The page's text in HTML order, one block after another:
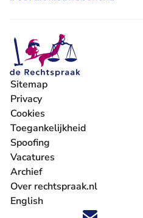
Volg ons op X (Twitter) - U
Volg ons op Facebook - U
Volg ons op Instagram
Volg ons op
Volg ons op
'Blijf op de
Sitemap
Privacy
Cookies
Toegankelijkheid
Spoofing
Vacatures
- U verlaat Rechtspraak.nl
Archief
Over rechtspraak.nl
English